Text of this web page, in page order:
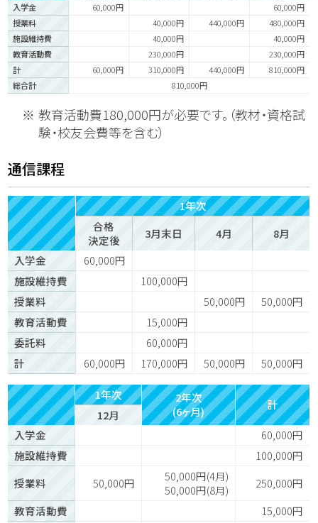
入学金
60,000円
60,000円
授業料
40,000円 440,000円
480,000円
施設維持費
40,000円
40,000円
教育活動費
230,000円
230,000円
計
60,000円 310,000円 440,000円
810,000円
総合計
810,000円
教育活動費180,000円が必要です。（教材・資格試
験・校友会費等を含む）
通信課程
1年次
合格
決定後
3月末日 4月
8月
入学金
60,000円
施設維持費
100,000円
授業料
50,000円
50,000円
教育活動費
15,000円
委託料
60,000円
計
60,000円 170,000円 50,000円 50,000円
1年次
2年次
(6ヶ月)
計
12月
入学金
60,000円
施設維持費
100,000円
授業料
50,000円
50,000円(4月)
50,000円(8月)
250,000円
教育活動費
15,000円